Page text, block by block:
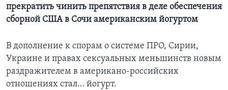
прекратить чинить препятствия в деле обеспечения
сборной США в Сочи американским йогуртом
В дополнение к спорам о системе ПРО, Сирии,
Украине и правах сексуальных меньшинств новым
раздражителем в американо-российских
отношениях стал… йогурт.